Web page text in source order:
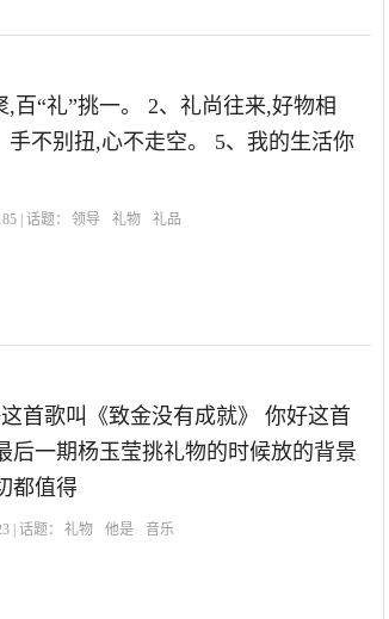
百“礼”挑一。 2、礼尚往来,好物相
不别扭,心不走空。 5、我的生活你
| 话题： 领导 礼物 礼品
首歌叫《致金没有成就》 你好这首
后一期杨玉莹挑礼物的时候放的背景
都值得
| 话题： 礼物 他是 音乐